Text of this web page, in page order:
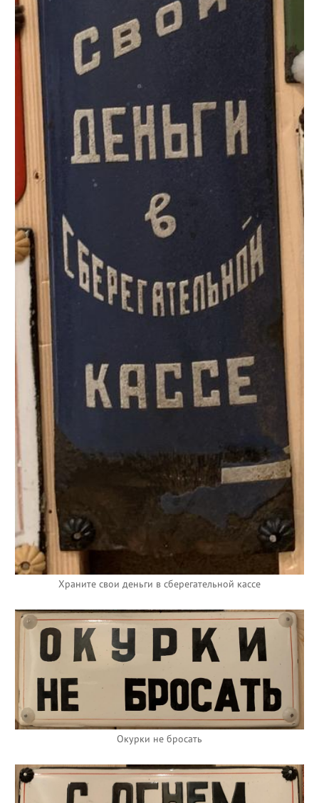
Храните свои деньги в сберегательной кассе
Окурки не бросать